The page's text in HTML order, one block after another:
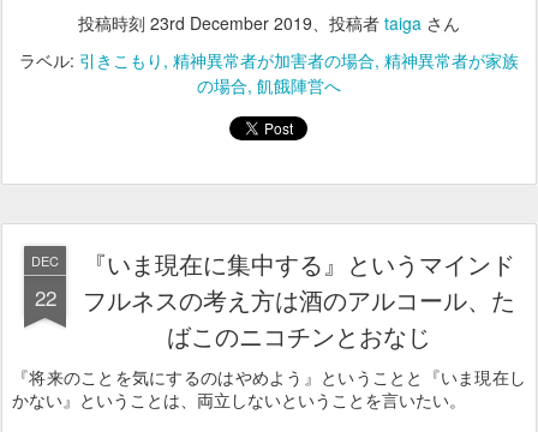
投稿時刻 23rd December 2019、投稿者 taiga さん
ラベル: 引きこもり 精神異常者が加害者の場合 精神異常者が家族
の場合 飢餓陣営へ
DEC
22
『いま現在に集中する』というマインド
フルネスの考え方は酒のアルコール、た
ばこのニコチンとおなじ
『将来のことを気にするのはやめよう』ということと『いま現在し
かない』ということは、両立しないということを言いたい。